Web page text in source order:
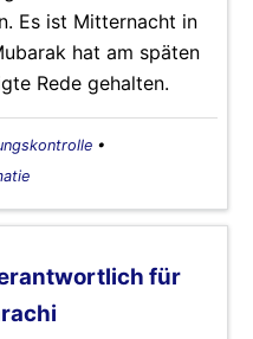
Es ist Mitternacht in
hat am späten
Rede gehalten.
•
für